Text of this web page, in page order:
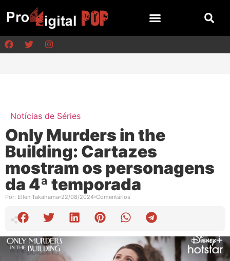
Notícias de Séries
Only Murders in the
Building: Cartazes
mostram os personagens
da 4ª temporada
Por: Ellen Takahama 22/08/2024 Comentários